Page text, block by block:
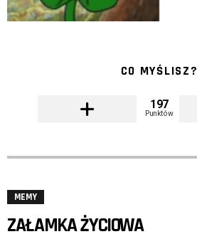
CO MYŚLISZ?
197
Punktów
MEMY
ZAŁAMKA ŻYCIOWA